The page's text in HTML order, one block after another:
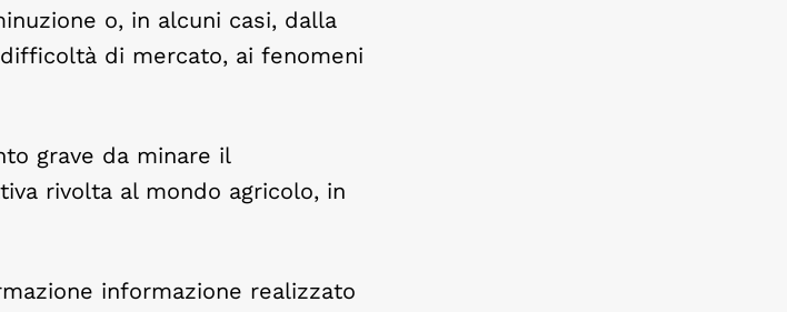
o, in alcuni casi, dalla
di mercato, ai fenomeni
grave da minare il
rivolta al mondo agricolo, in
informazione realizzato